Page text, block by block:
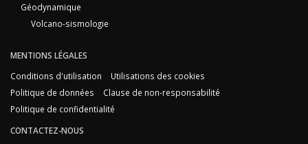
Géodynamique
Volcano-sismologie
MENTIONS LÉGALES
Conditions d'utilisation
Utilisations des cookies
Politique de données
Clause de non-responsabilité
Politique de confidentialité
CONTACTEZ-NOUS